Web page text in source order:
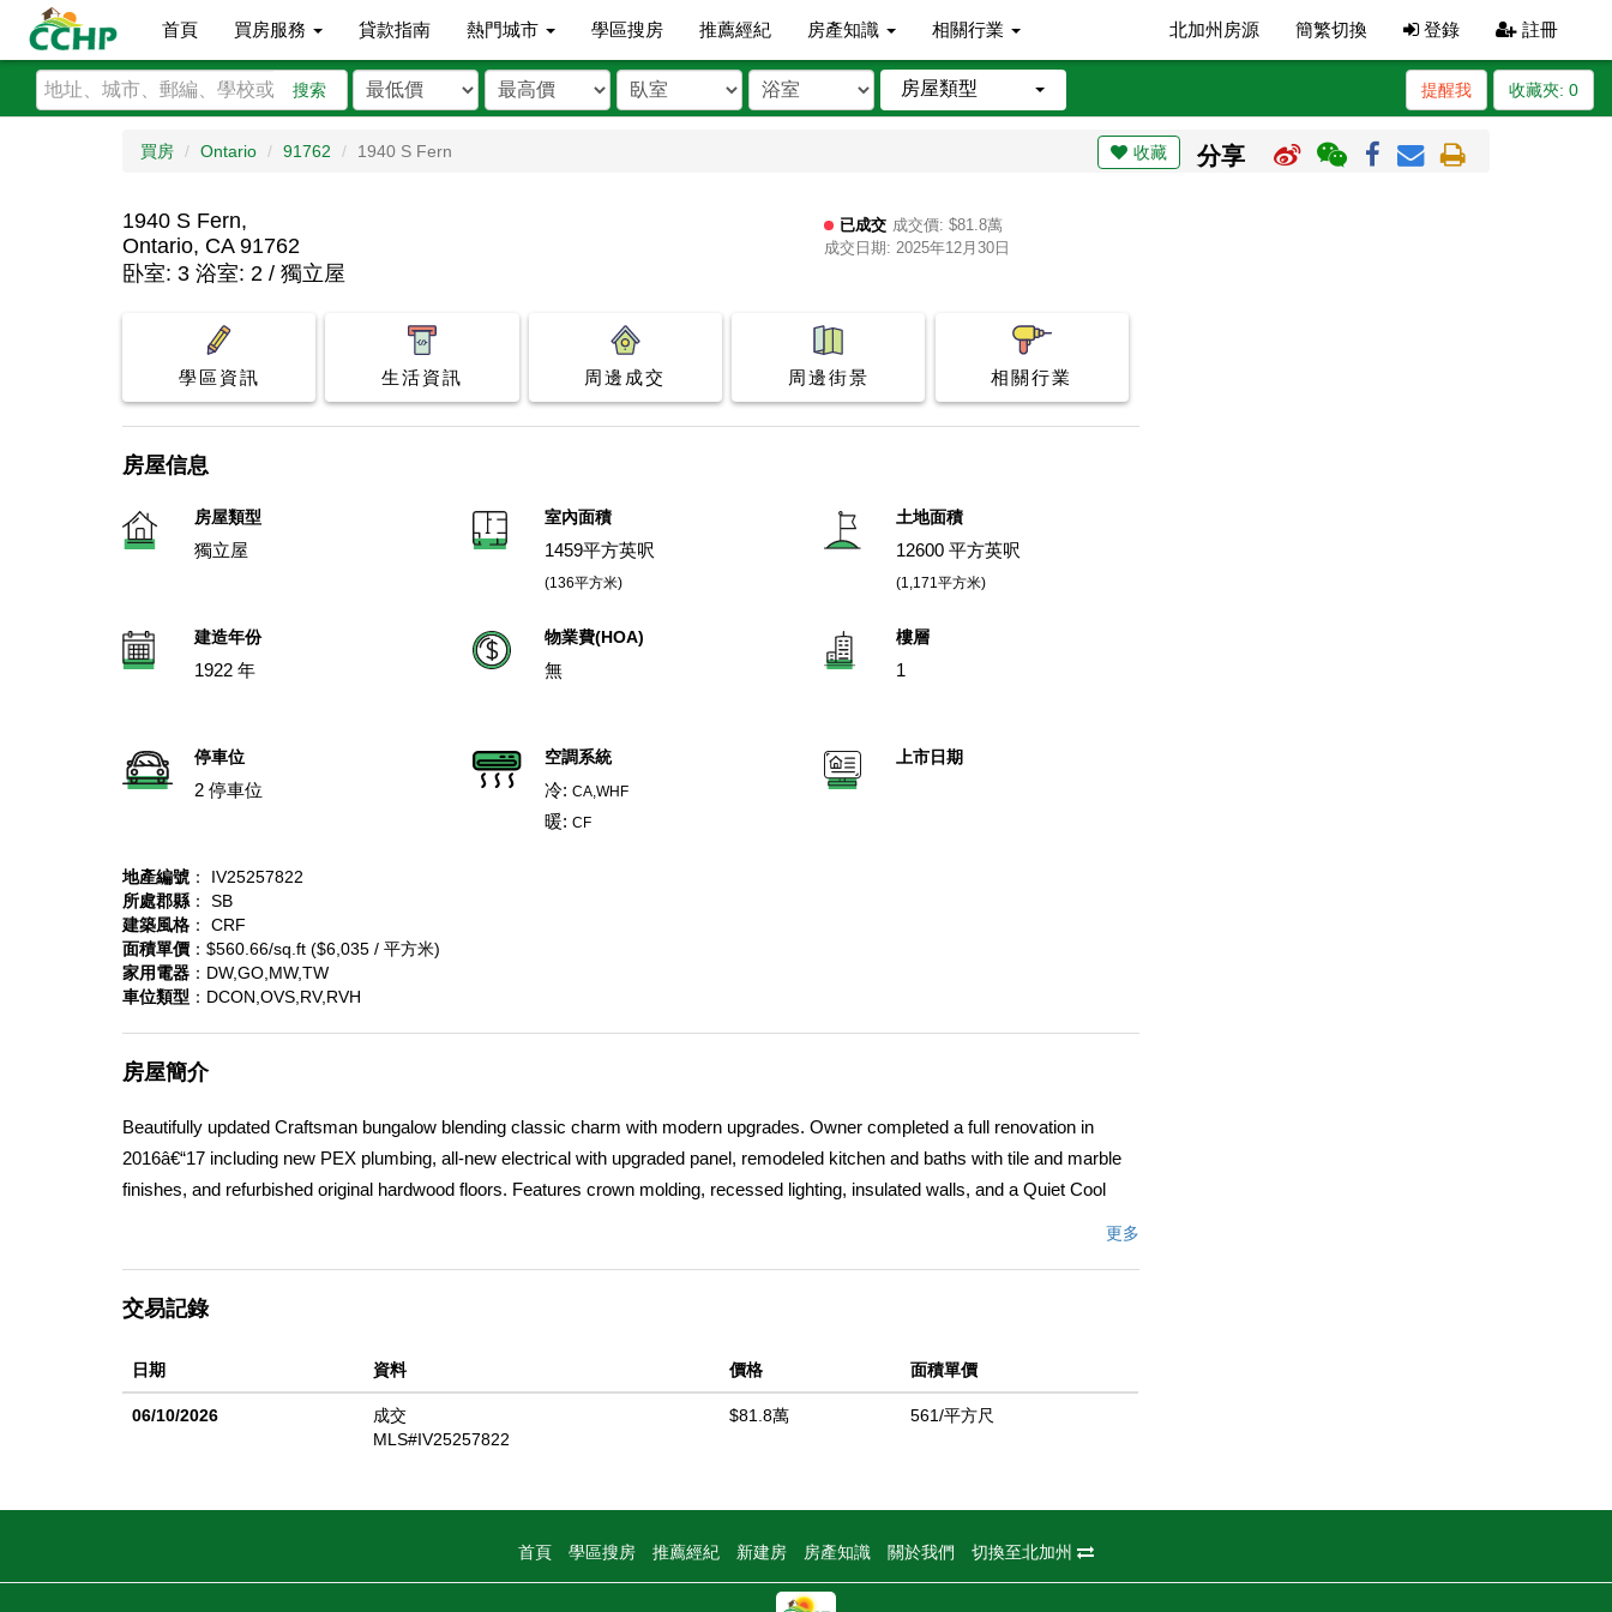
首頁 買房服務 貸款指南 熱門城市 學區搜房 推薦經紀 房產知識 相關行業 北加州房源 簡繁切換 登錄 註冊
搜索 房屋類型 收藏夾: 0
提醒我
買房 Ontario 91762 1940 S Fern 收藏 分享
1940 S Fern,
Ontario, CA 91762
已成交 成交價: $81.8萬
成交日期: 2025年12月30日
卧室: 3 浴室: 2 / 獨立屋
學區資訊 生活資訊 周邊成交 周邊街景 相關行業
房屋信息
房屋類型
獨立屋
室內面積
1459平方英呎
(136平方米)
土地面積
12600 平方英呎
(1,171平方米)
建造年份
1922 年
物業費(HOA)
無
樓層
1
停車位
2 停車位
空調系統
冷:CA,WHF
暖:CF
上市日期
地產編號 ： IV25257822
所處郡縣 ： SB
建築風格 ： CRF
面積單價 ：$560.66/sq.ft ($6,035 / 平方米)
家用電器 ：DW,GO,MW,TW
車位類型 ：DCON,OVS,RV,RVH
房屋簡介
Beautifully updated Craftsman bungalow blending classic charm with modern upgrades. Owner completed a full renovation in
2016â€“17 including new PEX plumbing, all-new electrical with upgraded panel, remodeled kitchen and baths with tile and marble
finishes, and refurbished original hardwood floors. Features crown molding, recessed lighting, insulated walls, and a Quiet Cool
whole-house fan. Finished basement (approx. 300 sqft) offers great flex space. Backyard is an entertainerâ€™s dream with stone
tankless water heater, mix of original and new double-pane windows. True Craftsman character meets modern convenience in this
中文描述
更多
交易記錄
日期 資料 價格 面積單價
06/10/2026
成交
MLS#IV25257822
$81.8萬 561/平方尺
首頁 學區搜房 推薦經紀 新建房 房產知識 關於我們 切換至北加州